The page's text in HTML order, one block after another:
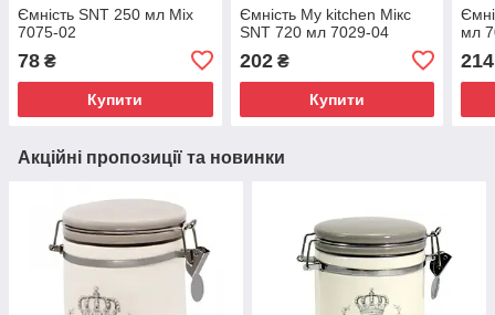
Ємність SNT 250 мл Mix
7075-02
78 ₴
Купити
Ємність My kitchen Мікс
SNT 720 мл 7029-04
202₴
Купити
мл
214
Акційні пропозиції та новинки